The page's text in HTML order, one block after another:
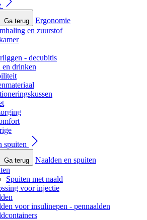
Ga terug
Ergonomie
en zuurstof
- decubitis
en drinken
spuiten
Ga terug
Naalden en spuiten
Spuiten met naald
voor injectie
voor insulinepen - pennaalden